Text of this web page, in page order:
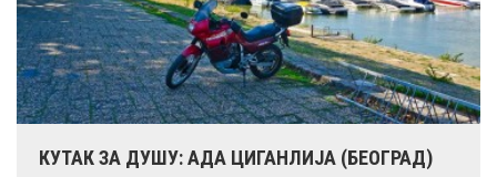
КУТАК ЗА ДУШУ: АДА ЦИГАНЛИЈА (БЕОГРАД)